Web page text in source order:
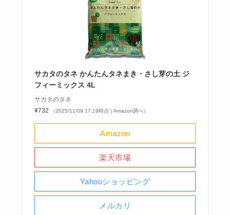
サカタのタネ かんたんタネまき・さし芽の土 ジ
フィーミックス 4L
サカタのタネ
¥732
（2025/11/09 17:19時点 | Amazon調べ）
Amazon
楽天市場
Yahooショッピング
メルカリ